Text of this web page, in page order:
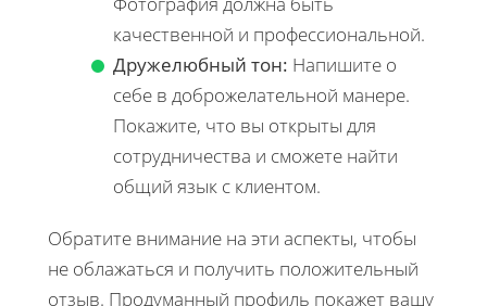
качественной и профессиональной.
Дружелюбный тон: Напишите о
себе в доброжелательной манере.
Покажите, что вы открыты для
сотрудничества и сможете найти
общий язык с клиентом.
Обратите внимание на эти аспекты, чтобы
не облажаться и получить положительный
отзыв. Продуманный профиль покажет вашу